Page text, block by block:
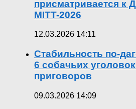
присматривается к
MITT-2026
12.03.2026 14:11
Стабильность по-
6 собачьих
приговоров
09.03.2026 14:09